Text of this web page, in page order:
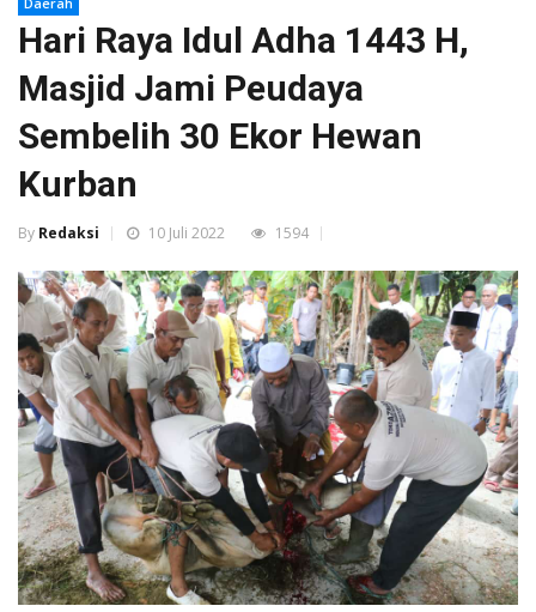
Hari Raya Idul Adha 1443 H,
Masjid Jami Peudaya
Sembelih 30 Ekor Hewan
Kurban
By Redaksi 10 Juli 2022 1594